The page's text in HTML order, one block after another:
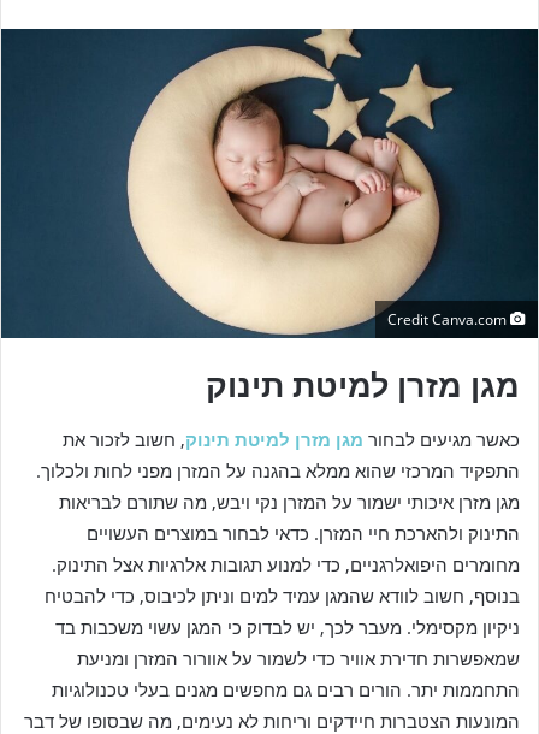
n
m
a
מגן מזרן למיטת תינוק
כאשר מגיעים לבחור מגן מזרן למיטת תינוק, חשוב לזכור את
התפקיד המרכזי שהוא ממלא בהגנה על המזרן מפני לחות ולכלוך.
מגן מזרן איכותי ישמור על המזרן נקי ויבש, מה שתורם לבריאות
התינוק ולהארכת חיי המזרן. כדאי לבחור במוצרים העשויים
מחומרים היפואלרגניים, כדי למנוע תגובות אלרגיות אצל התינוק.
בנוסף, חשוב לוודא שהמגן עמיד למים וניתן לכיבוס, כדי להבטיח
ניקיון מקסימלי. מעבר לכך, יש לבדוק כי המגן עשוי משכבות בד
שמאפשרות חדירת אוויר כדי לשמור על אוורור המזרן ומניעת
התחממות יתר. הורים רבים גם מחפשים מגנים בעלי טכנולוגיות
המונעות הצטברות חיידקים וריחות לא נעימים, מה שבסופו של דבר